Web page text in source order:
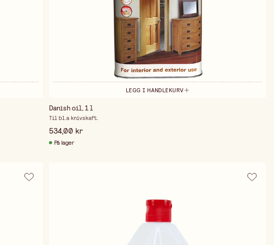
LEGG I HANDLEKURV
Danish oil, 1 l
Til bl.a knivskaft.
534,00 kr
På lager